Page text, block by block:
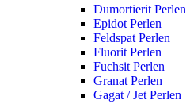
Dumortierit Perlen
Epidot Perlen
Feldspat Perlen
Fluorit Perlen
Fuchsit Perlen
Granat Perlen
Gagat / Jet Perlen